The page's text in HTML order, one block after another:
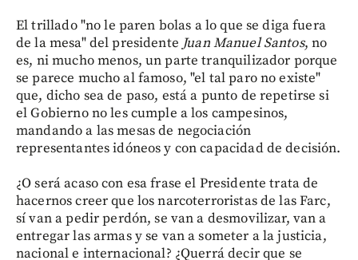
El trillado "no le paren bolas a lo que se diga fuera
de la mesa" del presidente Juan Manuel Santos, no
es, ni mucho menos, un parte tranquilizador porque
se parece mucho al famoso, "el tal paro no existe"
que, dicho sea de paso, está a punto de repetirse si
el Gobierno no les cumple a los campesinos,
mandando a las mesas de negociación
representantes idóneos y con capacidad de decisión.
¿O será acaso con esa frase el Presidente trata de
hacernos creer que los narcoterroristas de las Farc,
sí van a pedir perdón, se van a desmovilizar, van a
entregar las armas y se van a someter a la justicia,
nacional e internacional? ¿Querrá decir que se